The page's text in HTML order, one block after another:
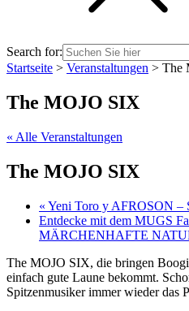
Search for:
Startseite > Veranstaltungen > The
The MOJO SIX
« Alle Veranstaltungen
The MOJO SIX
« Yeni Toro y AFROSON –
Entdecke mit dem MUGS
MÄRCHENHAFTE
The MOJO SIX, die bringen
einfach gute Laune bekommt.
Spitzenmusiker immer wieder das